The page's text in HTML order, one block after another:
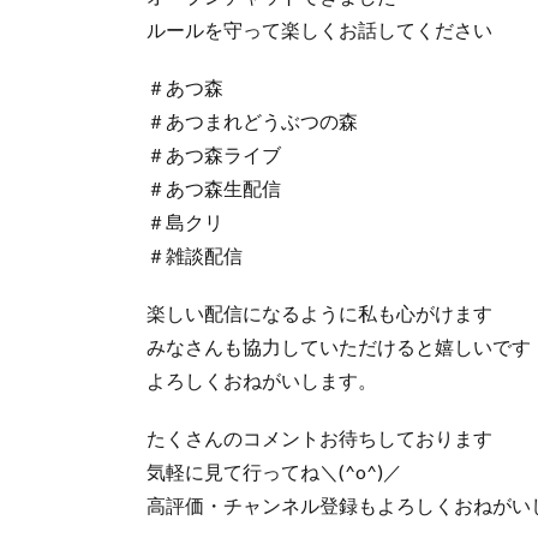
ルールを守って楽しくお話してください
＃あつ森
＃あつまれどうぶつの森
＃あつ森ライブ
＃あつ森生配信
＃島クリ
＃雑談配信
楽しい配信になるように私も心がけます
みなさんも協力していただけると嬉しいです
よろしくおねがいします。
たくさんのコメントお待ちしております
気軽に見て行ってね＼(^o^)／
高評価・チャンネル登録もよろしくおねがい